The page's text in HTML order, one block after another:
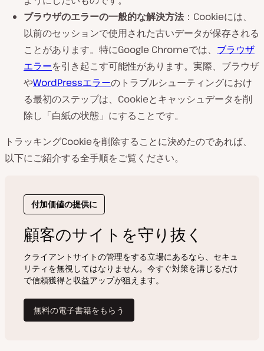
ブラウザのエラーの一般的な解決方法 ：Cookieには、
以前のセッションで使用された古いデータが保存される
ことがあります。特にGoogle Chromeでは、 ブラウザ
エラーを引き起こす可能性があります。実際、ブラウザ
やWordPressエラーのトラブルシューティングにおけ
る最初のステップは、Cookieとキャッシュデータを削
除し「白紙の状態」にすることです。
トラッキングCookieを削除することに決めたのであれば、
以下にご紹介する全手順をご覧ください。